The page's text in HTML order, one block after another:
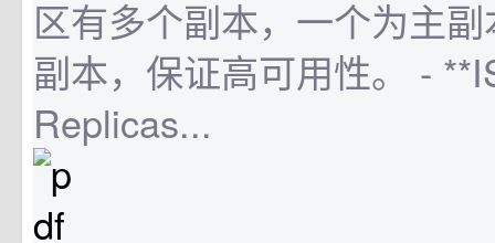
区有多个副本，一个为主
副本，保证高可用性。 -
Replicas...